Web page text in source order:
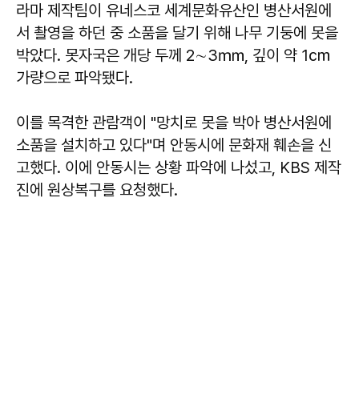
라마 제작팀이 유네스코 세계문화유산인 병산서원에
서 촬영을 하던 중 소품을 달기 위해 나무 기둥에 못을
박았다. 못자국은 개당 두께 2∼3㎜, 깊이 약 1㎝
가량으로 파악됐다.
이를 목격한 관람객이 "망치로 못을 박아 병산서원에
소품을 설치하고 있다"며 안동시에 문화재 훼손을 신
고했다. 이에 안동시는 상황 파악에 나섰고, KBS 제작
진에 원상복구를 요청했다.